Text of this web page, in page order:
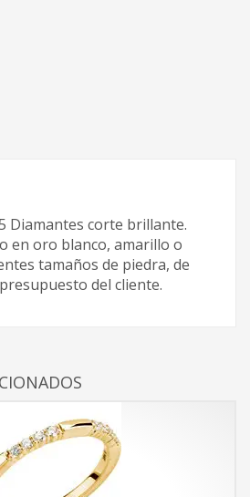
Diamantes corte brillante.
en oro blanco, amarillo o
tamaños de piedra, de
del cliente.